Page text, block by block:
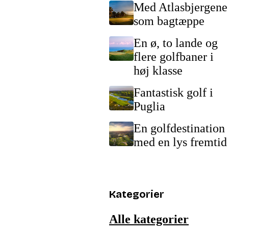
Med Atlasbjergene
som bagtæppe
En ø, to lande og
flere golfbaner i
høj klasse
Fantastisk golf i
Puglia
En golfdestination
med en lys fremtid
Kategorier
Alle kategorier